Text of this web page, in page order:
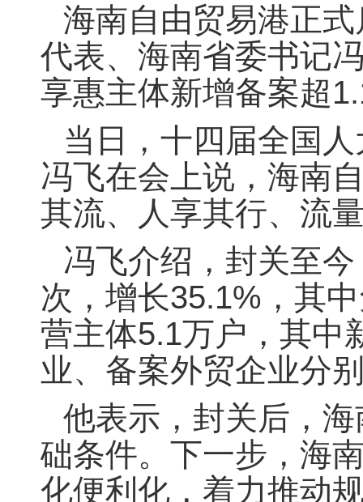
海南自由贸易港正
代表、海南省委书记
享惠主体新增备案超
当日，十四届全国
冯飞在会上说，海南
其流、人享其行、流
冯飞介绍，封关至
次，增长35.1%，其
营主体5.1万户，其中
业、备案外贸企业分
他表示，封关后，
础条件。下一步，海
化便利化，着力推动